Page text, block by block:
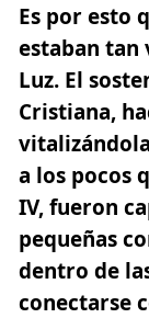
Es por esto
estaban tan
Luz. El
Cristiana,
a los pocos
IV, fueron
pequeñas
dentro de
conectarse